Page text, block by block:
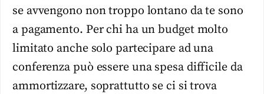
se avvengono non troppo lontano da te sono
a pagamento. Per chi ha un budget molto
limitato anche solo partecipare ad una
conferenza può essere una spesa difficile da
ammortizzare, soprattutto se ci si trova